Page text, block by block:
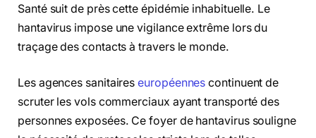
Santé suit de près cette épidémie inhabituelle. Le
hantavirus impose une vigilance extrême lors du
traçage des contacts à travers le monde.
Les agences sanitaireseuropéennes continuent de
scruter les vols commerciaux ayant transporté des
personnes exposées. Ce foyer de hantavirus souligne